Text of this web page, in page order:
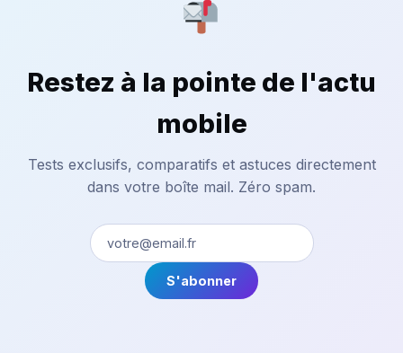
Restez à la pointe de l'actu
mobile
Tests exclusifs, comparatifs et astuces directement
dans votre boîte mail. Zéro spam.
S'abonner